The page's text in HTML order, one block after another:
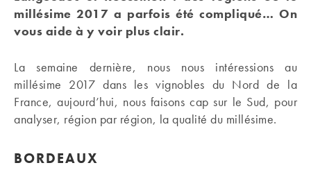
millésime 2017 a parfois été compliqué… On
vous aide à y voir plus clair.
La semaine dernière, nous nous intéressions au
millésime 2017 dans les vignobles du Nord de la
France, aujourd’hui, nous faisons cap sur le Sud, pour
analyser, région par région, la qualité du millésime.
BORDEAUX